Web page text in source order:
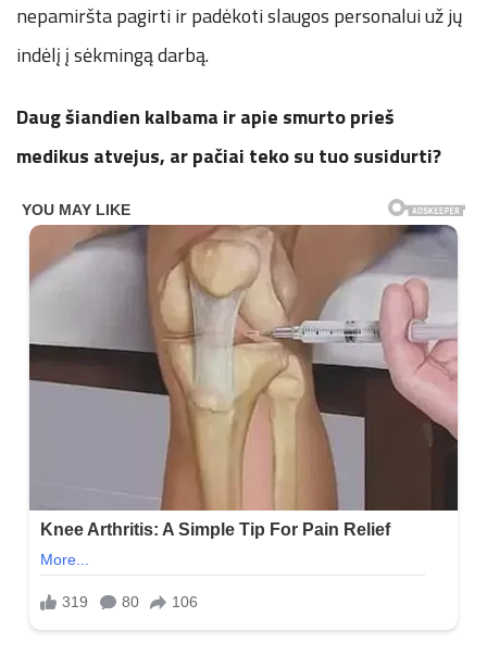
nepamiršta pagirti ir padėkoti slaugos personalui už jų
indėlį į sėkmingą darbą.
Daug šiandien kalbama ir apie smurto prieš
medikus atvejus, ar pačiai teko su tuo susidurti?